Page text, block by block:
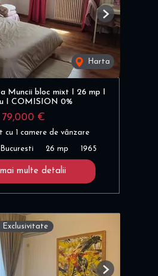
Harta
Next
Muncii bloc mixt I 26 mp I
I COMISION 0%
79,000 €
cu 1 camere de vânzare
26 mp 1965
multe detalii
Exclusivitate
Next